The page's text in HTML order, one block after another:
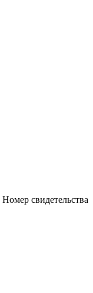
Номер свидетельства